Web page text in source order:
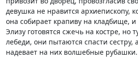
девушка не нравится архиепископу,
она собирает крапиву на кладбище,
Элизу готовятся сжечь на костре, но
лебеди, они пытаются спасти сестру,
надевает на них волшебные рубашки.